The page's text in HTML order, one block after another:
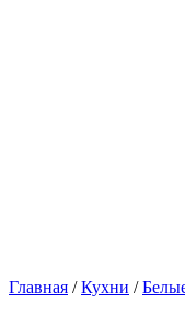
Главная /Кухни /